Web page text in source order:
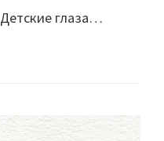
Детские глаза…